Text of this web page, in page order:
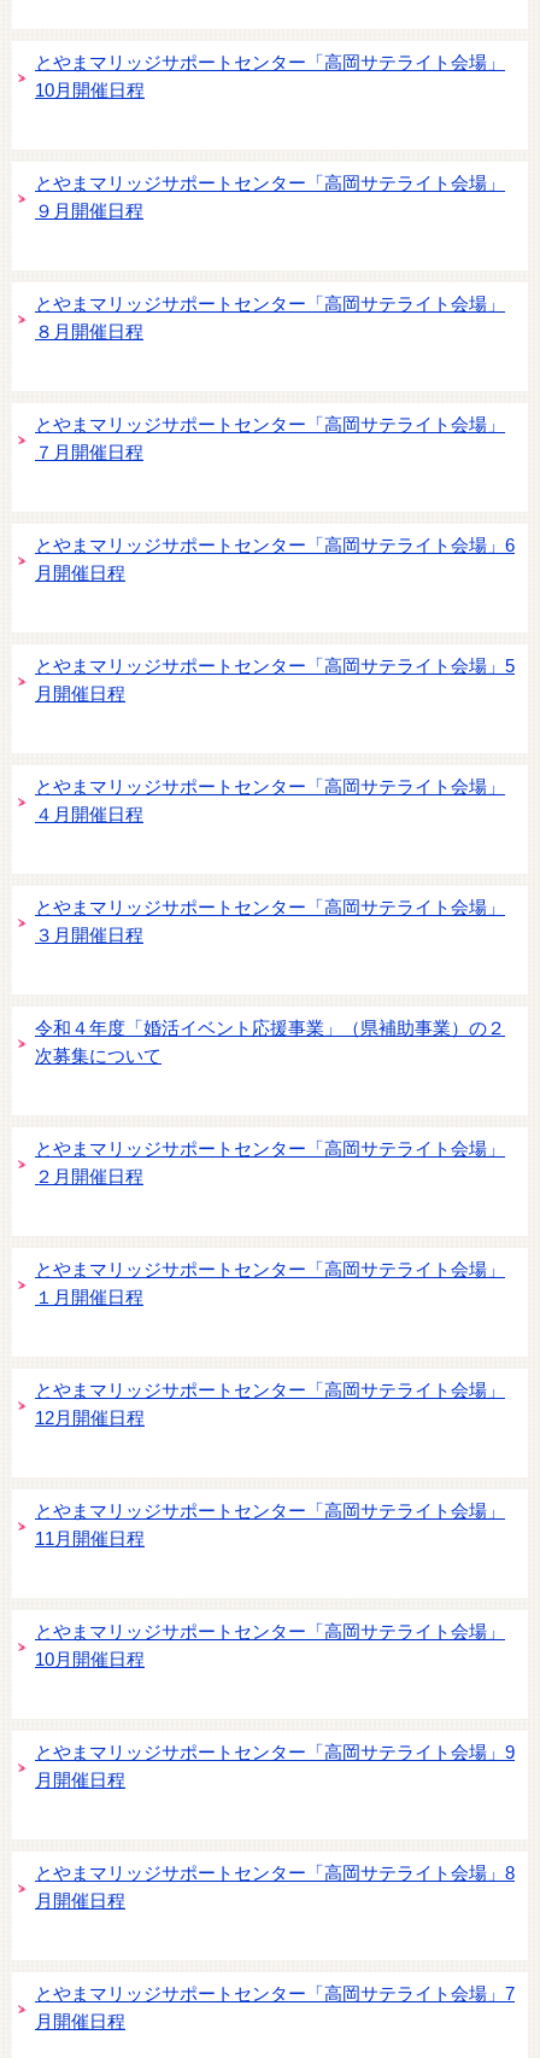
とやまマリッジサポートセンター「高岡サテライト会場」
10月開催日程
とやまマリッジサポートセンター「高岡サテライト会場」
９月開催日程
とやまマリッジサポートセンター「高岡サテライト会場」
８月開催日程
とやまマリッジサポートセンター「高岡サテライト会場」
７月開催日程
とやまマリッジサポートセンター「高岡サテライト会場」6
月開催日程
とやまマリッジサポートセンター「高岡サテライト会場」5
月開催日程
とやまマリッジサポートセンター「高岡サテライト会場」
４月開催日程
とやまマリッジサポートセンター「高岡サテライト会場」
３月開催日程
令和４年度「婚活イベント応援事業」（県補助事業）の２
次募集について
とやまマリッジサポートセンター「高岡サテライト会場」
２月開催日程
とやまマリッジサポートセンター「高岡サテライト会場」
１月開催日程
とやまマリッジサポートセンター「高岡サテライト会場」
12月開催日程
とやまマリッジサポートセンター「高岡サテライト会場」
11月開催日程
とやまマリッジサポートセンター「高岡サテライト会場」
10月開催日程
とやまマリッジサポートセンター「高岡サテライト会場」9
月開催日程
とやまマリッジサポートセンター「高岡サテライト会場」8
月開催日程
とやまマリッジサポートセンター「高岡サテライト会場」7
月開催日程